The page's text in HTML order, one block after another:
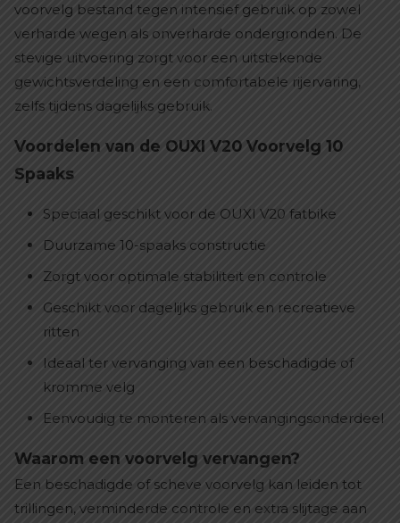
voorvelg bestand tegen intensief gebruik op zowel
verharde wegen als onverharde ondergronden. De
stevige uitvoering zorgt voor een uitstekende
gewichtsverdeling en een comfortabele rijervaring,
zelfs tijdens dagelijks gebruik.
Voordelen van de OUXI V20 Voorvelg 10
Spaaks
Speciaal geschikt voor de OUXI V20 fatbike
Duurzame 10-spaaks constructie
Zorgt voor optimale stabiliteit en controle
Geschikt voor dagelijks gebruik en recreatieve
ritten
Ideaal ter vervanging van een beschadigde of
kromme velg
Eenvoudig te monteren als vervangingsonderdeel
Waarom een voorvelg vervangen?
Een beschadigde of scheve voorvelg kan leiden tot
trillingen, verminderde controle en extra slijtage aan